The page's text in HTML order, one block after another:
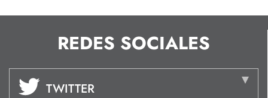
REDES SOCIALES
TWITTER